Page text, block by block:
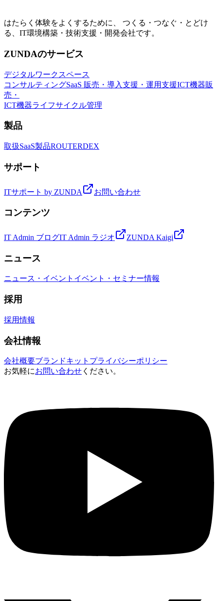
はたらく体験をよくするために、 つくる・つなぐ・とどけ
る、IT環境構築・技術支援・開発会社です。
ZUNDAのサービス
デジタルワークスペース
コンサルティングSaaS 販売・導入支援・運用支援ICT機器販
売・
ICT機器ライフサイクル管理
製品
取扱SaaS製品ROUTERDEX
サポート
ITサポート by ZUNDA お問い合わせ
コンテンツ
IT Admin ブログIT Admin ラジオ ZUNDA Kaigi
ニュース
ニュース・イベント イベント・セミナー情報
採用
採用情報
会社情報
会社概要ブランドキット プライバシーポリシー
お気軽にお問い合わせ ください。